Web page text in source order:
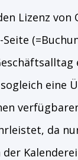
Lizenz von
eine
da
der